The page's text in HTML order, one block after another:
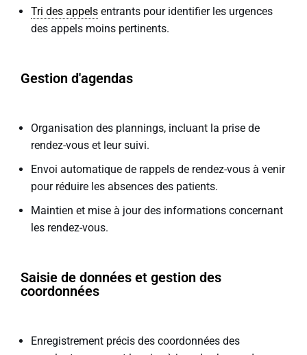
Tri des appels entrants pour identifier les urgences
des appels moins pertinents.
Gestion d'agendas
Organisation des plannings, incluant la prise de
rendez-vous et leur suivi.
Envoi automatique de rappels de rendez-vous à venir
pour réduire les absences des patients.
Maintien et mise à jour des informations concernant
les rendez-vous.
Saisie de données et gestion des
coordonnées
Enregistrement précis des coordonnées des